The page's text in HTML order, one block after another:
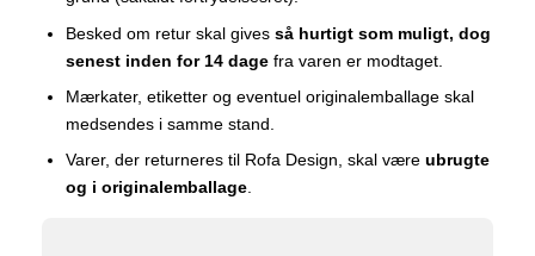
Besked om retur skal gives så hurtigt som muligt, dog
senest inden for 14 dage fra varen er modtaget.
Mærkater, etiketter og eventuel originalemballage skal
medsendes i samme stand.
Varer, der returneres til Rofa Design, skal være ubrugte
og i originalemballage